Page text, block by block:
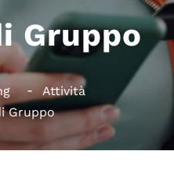
Gruppo
Attività
Gruppo